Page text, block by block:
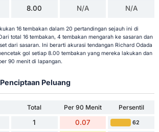
8.00 N/A N/A
16 tembakan dalam 20 pertandingan sejauh ini di
total 16 tembakan, 4 tembakan mengarah ke sasaran dan
dari sasaran. Ini berarti akurasi tendangan Richard Odada
gol setiap 8.00 tembakan yang mereka lakukan dan
90 menit di lapangan.
Peluang
Total Per 90 Menit
Persentil
1 0.07 62